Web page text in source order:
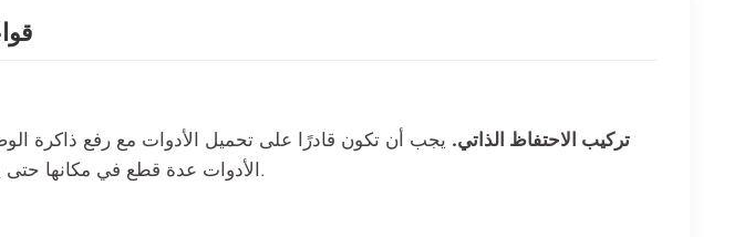
تركيب الاحتفاظ الذاتي. يجب أن تكون قادرًا على تحميل الأدوات مع رفع ذاكرة
الأدوات عدة قطع في مكانها حتى).